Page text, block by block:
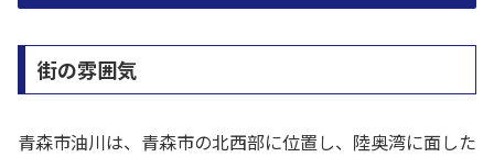
街の雰囲気
青森市油川は、青森市の北西部に位置し、陸奥湾に面した